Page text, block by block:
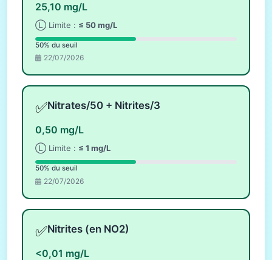
25,10 mg/L
Ⓛ Limite : ≤ 50 mg/L
50% du seuil
22/07/2026
✅Nitrates/50 + Nitrites/3
0,50 mg/L
Ⓛ Limite : ≤ 1 mg/L
50% du seuil
22/07/2026
✅Nitrites (en NO2)
<0,01 mg/L